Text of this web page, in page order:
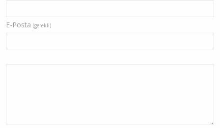
E-Posta (gerekli)